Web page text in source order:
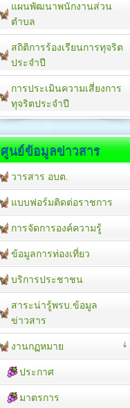
แผนพัฒนาพนักงานส่วน
ตำบล
สถิติการร้องเรียนการทุจริต
ประจำปี
การประเมินความเสี่ยงการ
ทุจริตประจำปี
ศูนย์ข้อมูลข่าวสาร
วารสาร อบต.
แบบฟอร์มติดต่อราชการ
การจัดการองค์ความรู้
ข้อมูลการท่องเที่ยว
บริการประชาชน
สาระน่ารู้พรบ.ข้อมูล
ข่าวสาร
งานกฏหมาย
ประกาศ
มาตรการ